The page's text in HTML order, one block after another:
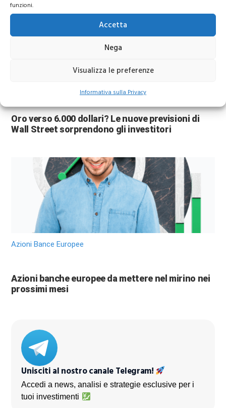
funzioni.
Accetta
Nega
Visualizza le preferenze
Informativa sulla Privacy
Oro verso 6.000 dollari? Le nuove previsioni di
Wall Street sorprendono gli investitori
Azioni Bance Europee
Azioni banche europee da mettere nel mirino nei
prossimi mesi
Unisciti al nostro canale Telegram!
Accedi a news, analisi e strategie esclusive per i
tuoi investimenti